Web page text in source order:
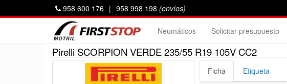
958 600 176 | 958 998 198 (envíos)
Neumáticos Solicitar presupuesto
Pirelli SCORPION VERDE 235/55 R19 105V CC2
Ficha
Etiqueta